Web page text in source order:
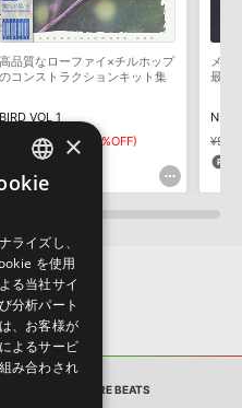
です。原則として、デモソング
きません。また、デモソングを
ルパックに含まれていることを
のサポート情報
高品質なローファイ×チルホップ
のコンストラクションキット集
BIRD VOL 1
¥4,873 ¥2,436(50%OFF)
121pt
メロ
最適
NEO
WAVE & FUTURE BEATS
ENGLISH
×
ライズし、
を使用
る当社サイ
分析パート
、お客様が
よるサービ
み合わされ